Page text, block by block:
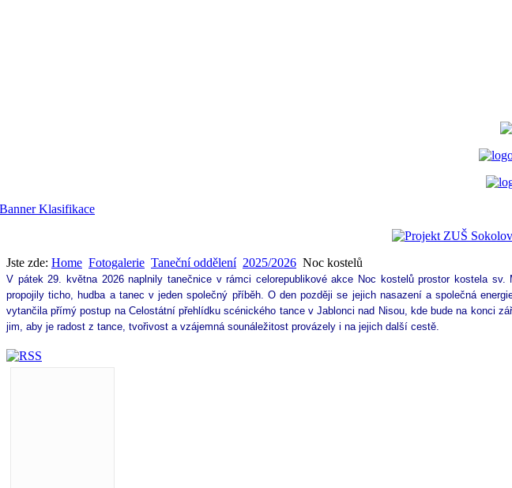
Jste zde: Home Fotogalerie Taneční oddělení 2025/2026 Noc kostelů
V pátek 29. května 2026 naplnily tanečnice v rámci celorepublikové akce Noc kostelů prostor kostela
propojily ticho, hudba a tanec v jeden společný příběh. O den později se jejich nasazení a společná
vytančila přímý postup na Celostátní přehlídku scénického tance v Jablonci nad Nisou, kde bude na konci
jim, aby je radost z tance, tvořivost a vzájemná sounáležitost provázely i na jejich další cestě.